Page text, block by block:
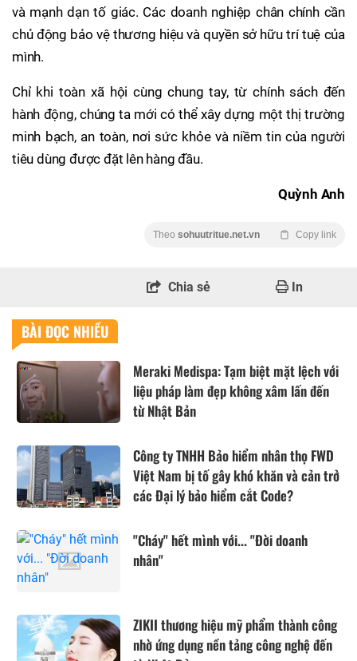
và mạnh dạn tố giác. Các doanh nghiệp chân chính cần
chủ động bảo vệ thương hiệu và quyền sở hữu trí tuệ của
mình.
Chỉ khi toàn xã hội cùng chung tay, từ chính sách đến
hành động, chúng ta mới có thể xây dựng một thị trường
minh bạch, an toàn, nơi sức khỏe và niềm tin của người
tiêu dùng được đặt lên hàng đầu.
Quỳnh Anh
Theo sohuutritue.net.vn Copy link
Chia sẻ In
BÀI ĐỌC NHIỀU
Meraki Medispa: Tạm biệt mặt lệch với
liệu pháp làm đẹp không xâm lấn đến
từ Nhật Bản
Công ty TNHH Bảo hiểm nhân thọ FWD
Việt Nam bị tố gây khó khăn và cản trở
các Đại lý bảo hiểm cắt Code?
"Cháy" hết mình với... "Đời doanh
nhân"
ZIKII thương hiệu mỹ phẩm thành công
nhờ ứng dụng nền tảng công nghệ đến